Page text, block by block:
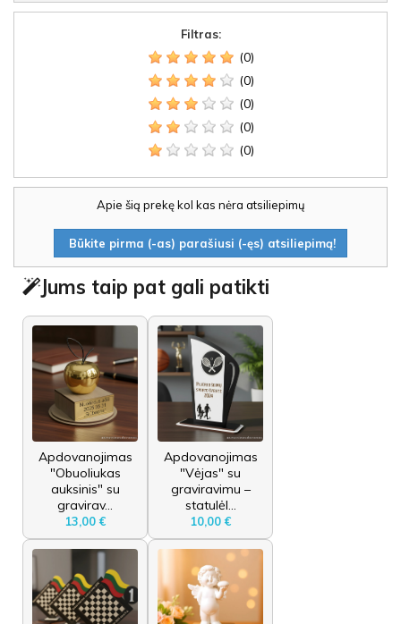
Filtras:
(0)
(0)
(0)
(0)
(0)
Apie šią prekę kol kas nėra atsiliepimų
Būkite pirma (-as) parašiusi (-ęs) atsiliepimą!
Jums taip pat gali patikti
Apdovanojimas
"Obuoliukas
auksinis" su
gravirav...
13,00 €
Apdovanojimas
"Vėjas" su
graviravimu –
statulėl...
10,00 €